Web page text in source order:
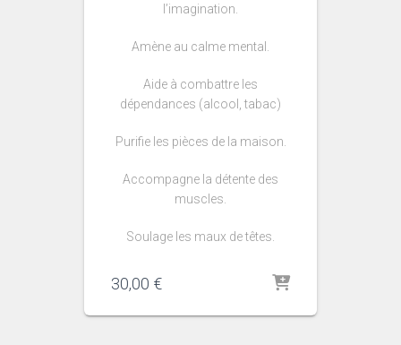
l’imagination.
Amène au calme mental.
Aide à combattre les
dépendances (alcool, tabac)
Purifie les pièces de la maison.
Accompagne la détente des
muscles.
Soulage les maux de têtes.
30,00 €